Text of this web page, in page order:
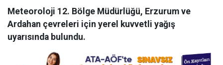
Meteoroloji 12. Bölge Müdürlüğü, Erzurum ve
Ardahan çevreleri için yerel kuvvetli yağış
uyarısında bulundu.